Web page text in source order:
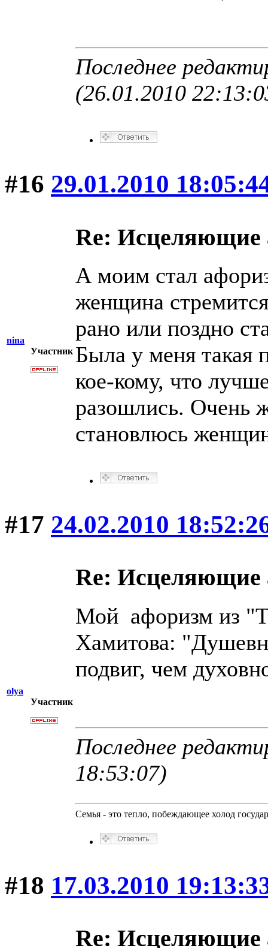
Последнее
(26.01.2010
#16 29.01.2010
nina
Участник
Re: Исцеляющие
А моим стал
женщина
рано или поздно
Была у меня такая
кое-кому, что
разошлись. Очень
становлюсь
#17 24.02.2010
olya
Участник
Re: Исцеляющие
Мой афоризм из
Хамитова:
подвиг, чем
Последнее
18:53:07)
Семья - это тепло, побеждающее холод
#18 17.03.2010
Re: Исцеляющие